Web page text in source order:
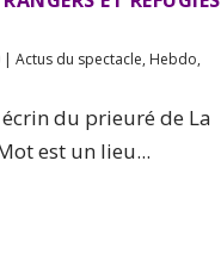
| Actus du spectacle, Hebdo,
du prieuré de La
est un lieu...